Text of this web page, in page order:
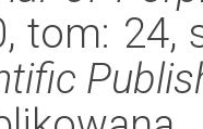
tom: 24,